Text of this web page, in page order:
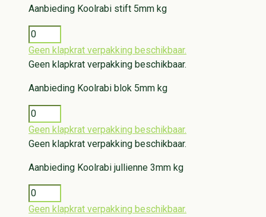
Aanbieding Koolrabi stift 5mm kg
Geen klapkrat verpakking beschikbaar.
Geen klapkrat verpakking beschikbaar.
Aanbieding Koolrabi blok 5mm kg
Geen klapkrat verpakking beschikbaar.
Geen klapkrat verpakking beschikbaar.
Aanbieding Koolrabi jullienne 3mm kg
Geen klapkrat verpakking beschikbaar.